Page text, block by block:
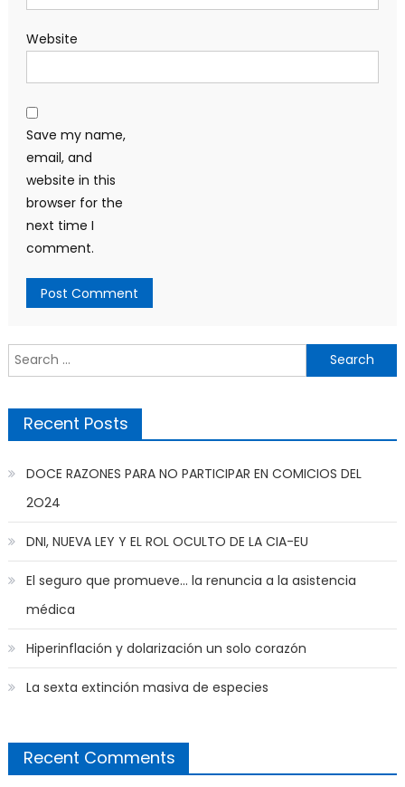
Website
Save my name,
email, and
website in this
browser for the
next time I
comment.
Search
for:
Recent Posts
DOCE RAZONES PARA NO PARTICIPAR EN COMICIOS DEL
2O24
DNI, NUEVA LEY Y EL ROL OCULTO DE LA CIA-EU
El seguro que promueve… la renuncia a la asistencia
médica
Hiperinflación y dolarización un solo corazón
La sexta extinción masiva de especies
Recent Comments